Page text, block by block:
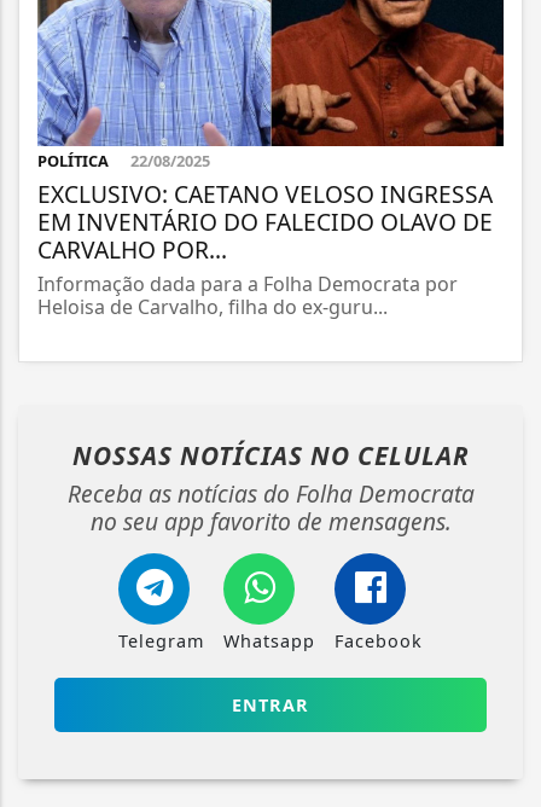
POLÍTICA 22/08/2025
EXCLUSIVO: CAETANO VELOSO INGRESSA
EM INVENTÁRIO DO FALECIDO OLAVO DE
CARVALHO POR...
Informação dada para a Folha Democrata por
Heloisa de Carvalho, filha do ex-guru...
NOSSAS NOTÍCIAS NO CELULAR
Receba as notícias do Folha Democrata
no seu app favorito de mensagens.
Telegram Whatsapp Facebook
ENTRAR